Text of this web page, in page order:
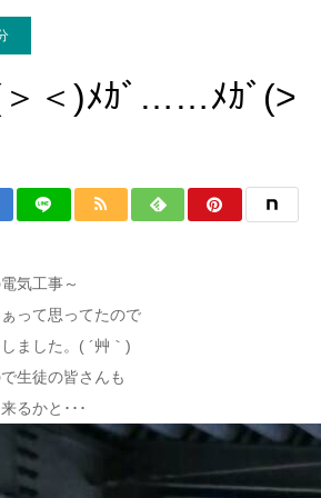
＜)ﾒｶﾞ……ﾒｶﾞ(>
気工事～
って思ってたので
ました。( ´艸｀)
生徒の皆さんも
るかと･･･